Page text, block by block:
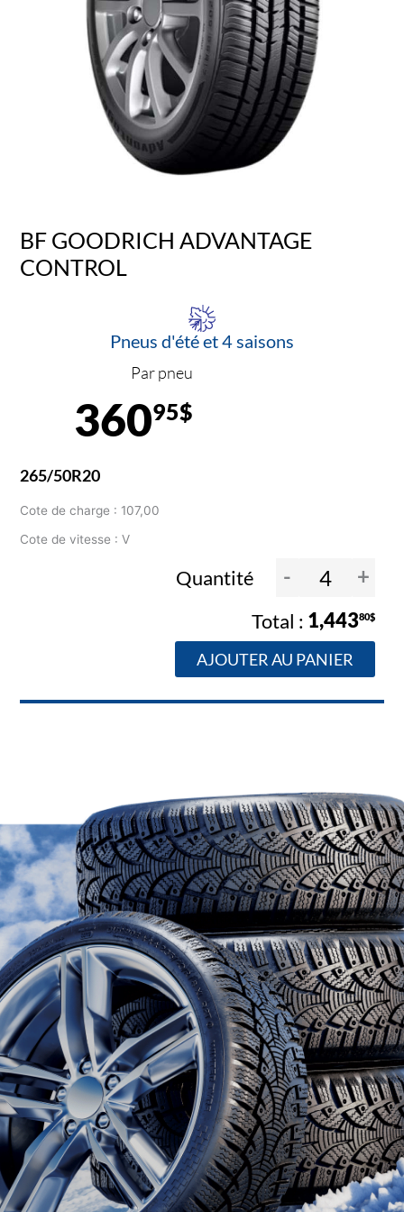
BF GOODRICH ADVANTAGE
CONTROL
Pneus d'été et 4 saisons
Par pneu
36095$
265/50R20
Cote de charge : 107,00
Cote de vitesse : V
Quantité - +
1,44380$
AJOUTER AU PANIER